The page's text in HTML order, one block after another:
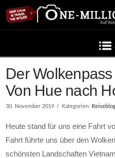
Der
Von Hue nach
30. November 2019 Kategorien:
Heute stand für uns eine Fahrt
Fahrt führte uns über den
schönsten Landschaften